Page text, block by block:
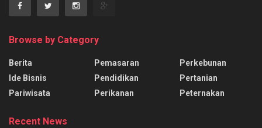
Browse by Category
Berita
Ide Bisnis
Pariwisata
Pemasaran
Pendidikan
Perikanan
Perkebunan
Pertanian
Peternakan
Recent News